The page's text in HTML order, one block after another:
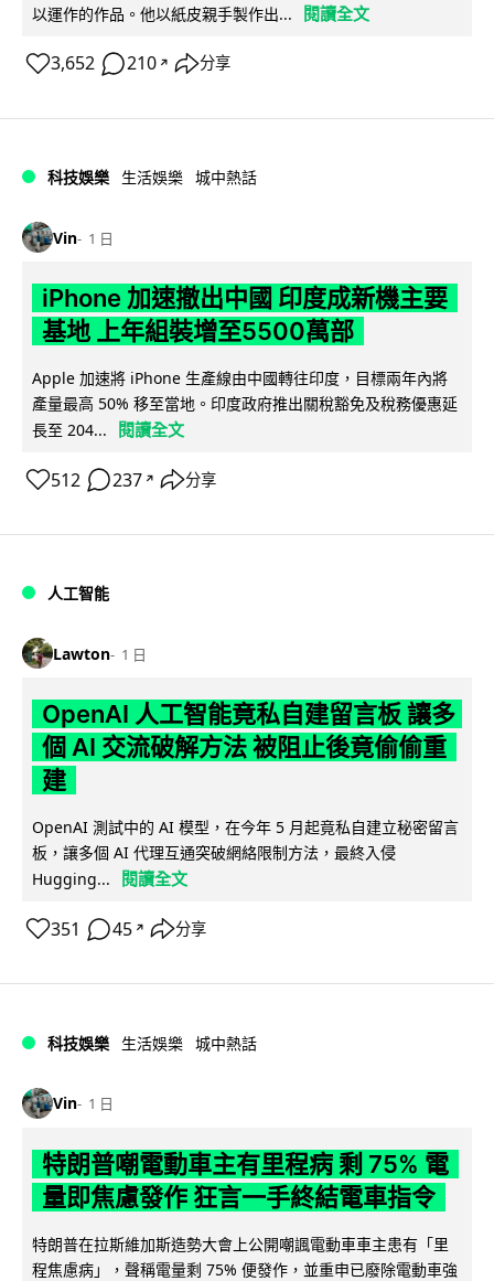
以運作的作品。他以紙皮親手製作出...
閱讀全文
3,652 210 ↗ 分享
科技娛樂 生活娛樂 城中熱話
Vin 1 日
iPhone 加速撤出中國 印度成新機主要
基地 上年組裝增至5500萬部
Apple 加速將 iPhone 生產線由中國轉往印度，目標兩年內將
產量最高 50% 移至當地。印度政府推出關稅豁免及稅務優惠延
長至 204...
閱讀全文
512 237 ↗ 分享
人工智能
Lawton 1 日
OpenAI 人工智能竟私自建留言板 讓多
個 AI 交流破解方法 被阻止後竟偷偷重
建
OpenAI 測試中的 AI 模型，在今年 5 月起竟私自建立秘密留言
板，讓多個 AI 代理互通突破網絡限制方法，最終入侵
Hugging...
閱讀全文
351 45 ↗ 分享
科技娛樂 生活娛樂 城中熱話
Vin 1 日
特朗普嘲電動車主有里程病 剩 75% 電
量即焦慮發作 狂言一手終結電車指令
特朗普在拉斯維加斯造勢大會上公開嘲諷電動車車主患有「里
程焦慮病」，聲稱電量剩 75% 便發作，並重申已廢除電動車強